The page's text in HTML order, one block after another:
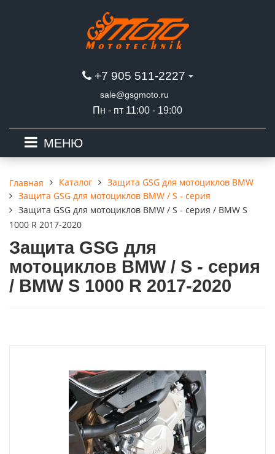
+7 905 511-2227
sale@gsgmoto.ru
Пн - пт 11:00 - 19:00
МЕНЮ
Главная Каталог
Защита GSG для мотоциклов BMW
Защита GSG для мотоциклов BMW / S - серия
Защита GSG для мотоциклов BMW / S - серия / BMW S
1000 R 2017-2020
Защита GSG для
мотоциклов BMW / S - серия
/ BMW S 1000 R 2017-2020